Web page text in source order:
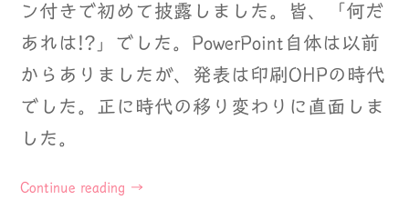
ン付きで初めて披露しました。皆、「何だ
あれは!?」でした。PowerPoint自体は以前
からありましたが、発表は印刷OHPの時代
でした。正に時代の移り変わりに直面しま
した。
Continue reading →